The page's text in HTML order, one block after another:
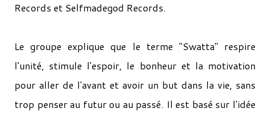
Records et Selfmadegod Records.
Le groupe explique que le terme "Swatta" respire
l'unité, stimule l'espoir, le bonheur et la motivation
pour aller de l'avant et avoir un but dans la vie, sans
trop penser au futur ou au passé. Il est basé sur l'idée